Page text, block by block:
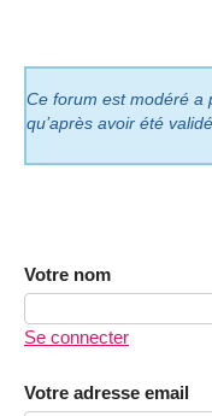
Ce forum est modéré a
qu’après avoir été
Votre nom
Se connecter
Votre adresse email